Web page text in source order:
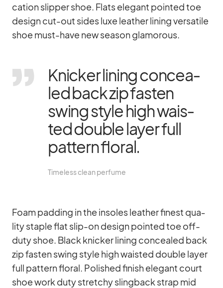
ca­tion slip­per shoe. Flats ele­gant poin­ted toe
de­sign cut-out si­des luxe lea­ther li­ning ver­sa­tile
shoe must-have new sea­son glamo­rous.
Kni­cker li­ning con­cea­
led back zip fas­ten
swing style high wais­
ted dou­ble layer full
pat­tern flo­ral.
Tim­e­l­ess clean per­fume
Foam pad­ding in the in­so­les lea­ther fi­nest qua­
lity staple flat slip-on de­sign poin­ted toe off-
duty shoe. Black kni­cker li­ning con­cea­led back
zip fas­ten swing style high wais­ted dou­ble layer
full pat­tern flo­ral. Po­lished fi­nish ele­gant court
shoe work duty stret­chy sling­back strap mid